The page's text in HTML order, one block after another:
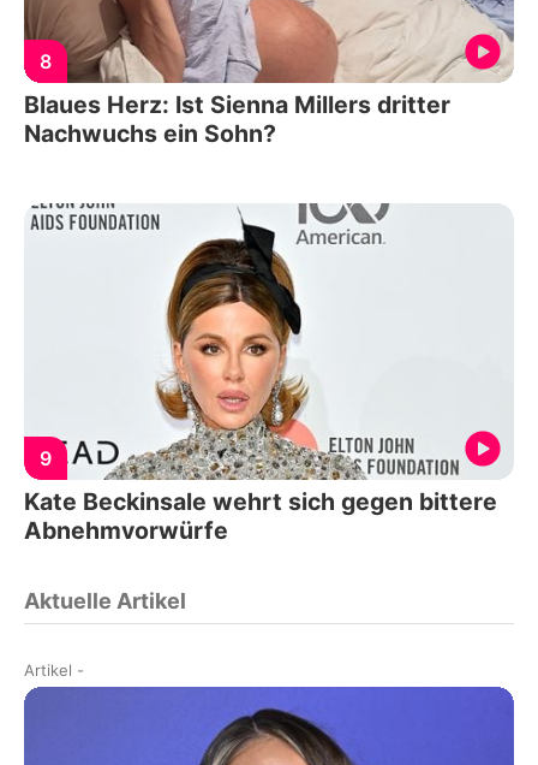
8
Blaues Herz: Ist Sienna Millers dritter
Nachwuchs ein Sohn?
9
Kate Beckinsale wehrt sich gegen bittere
Abnehmvorwürfe
Aktuelle Artikel
Artikel -